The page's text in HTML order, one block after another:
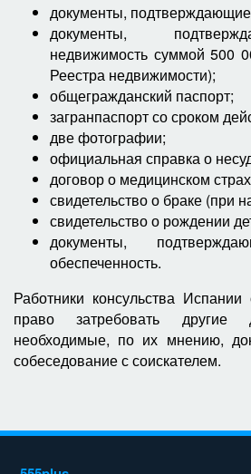
документы,
документы,
недвижимость суммой 500
Реестра недвижимости);
общегражданский паспорт;
загранпаспорт со сроком
две фотографии;
официальная справка о
договор о медицинском
свидетельство о браке (при
свидетельство о рождении
документы,
обеспеченность.
Работники консульства
право затребовать другие
необходимые, по их мнению,
собеседование с соискателем.